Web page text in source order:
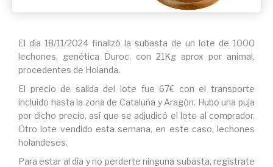
El día 18/11/2024 finalizó la subasta de un lote de 1000
lechones, genética Duroc, con 21Kg aprox por animal,
procedentes de Holanda.
El precio de salida del lote fue 67€ con el transporte
incluido hasta la zona de Cataluña y Aragón. Hubo una puja
por dicho precio, así que se adjudicó el lote al comprador.
Otro lote vendido esta semana, en este caso, lechones
holandeses.
Para estar al día y no perderte ninguna subasta, regístrate